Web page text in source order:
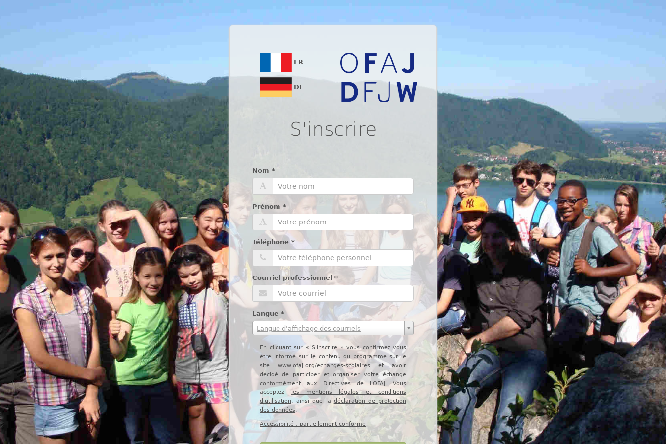
FR
DE
S'inscrire
Nom *
Prénom *
Téléphone*
Courriel professionnel *
Langue *
Langue d'affichage des courriels
En cliquant sur « S'inscrire » vous confirmez vous
être informé sur le contenu du programme sur le
site www.ofaj.org/echanges-scolaires et avoir
décidé de participer et organiser votre échange
conformément aux Directives de l'OFAJ. Vous
acceptezles mentions légales et conditions
d'utilisation, ainsi que la déclaration de protection
des données.
Accessibilité : partiellement conforme